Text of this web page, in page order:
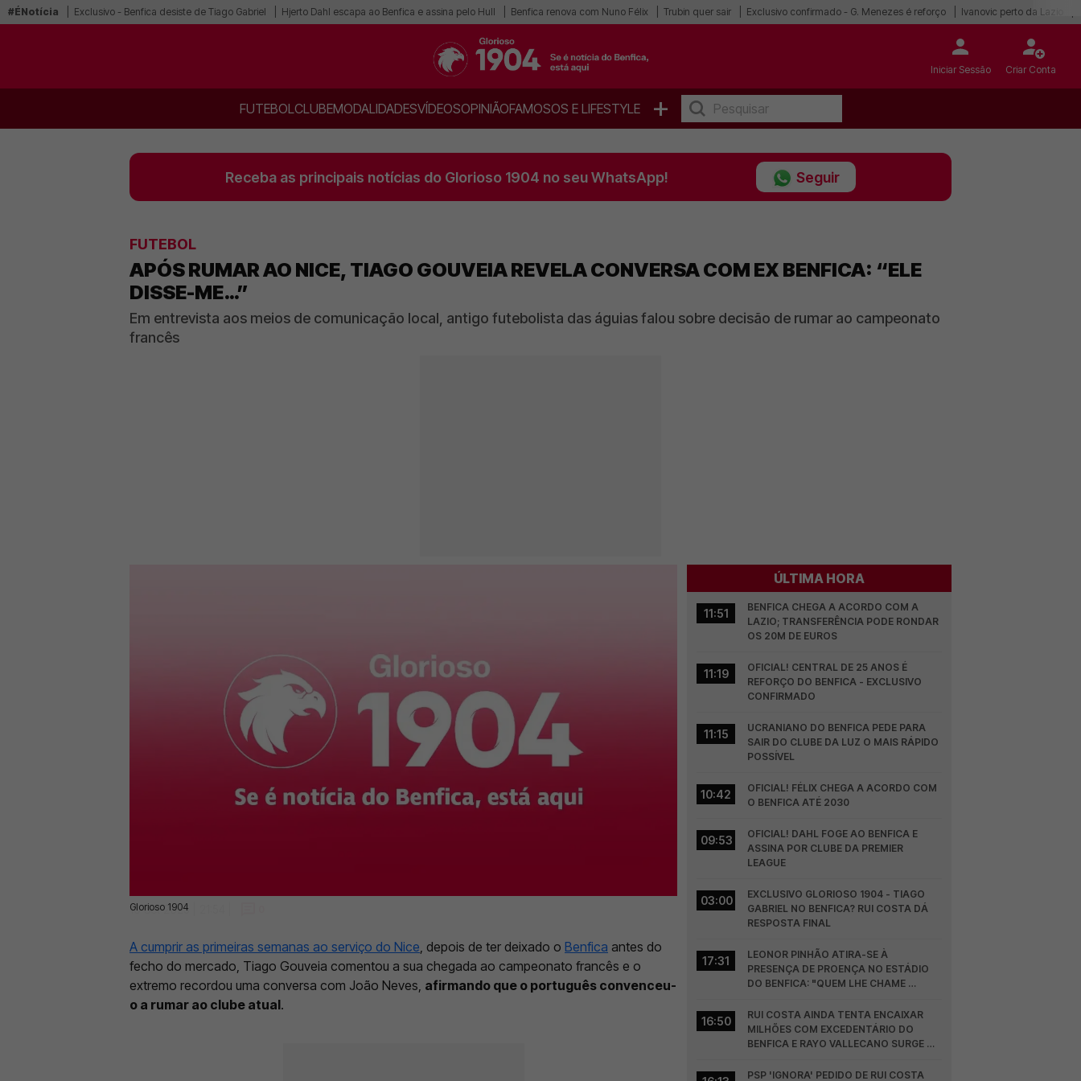
#ÉNotícia Exclusivo - Benfica desiste de Tiago Gabriel Hjerto Dahl escapa ao Benfica e assina pelo Hull Benfica renova com Nuno Félix Trubin quer sair Exclusivo confirmado - G. Menezes é reforço Ivanovic perto da Lazio
Iniciar Sessão Criar Conta
FUTEBOLCLUBEMODALIDADESVÍDEOSOPINIÃOFAMOSOS E LIFESTYLE +
Receba as principais notícias do Glorioso 1904 no seu WhatsApp! Seguir
FUTEBOL
APÓS RUMAR AO NICE, TIAGO GOUVEIA REVELA CONVERSA COM EX BENFICA: “ELE
DISSE-ME…”
Em entrevista aos meios de comunicação local, antigo futebolista das águias falou sobre decisão de rumar ao campeonato
francês
Glorioso 1904
10 Set 2025 | 21:54 |
A cumprir as primeiras semanas ao serviço do Nice , depois de ter deixado o Benfica antes do
fecho do mercado, Tiago Gouveia comentou a sua chegada ao campeonato francês e o
extremo recordou uma conversa com João Neves, afirmando que o português convenceu-
o a rumar ao clube atual.
ÚLTIMA HORA
11:51
BENFICA CHEGA A ACORDO COM A
LAZIO; TRANSFERÊNCIA PODE RONDAR
OS 20M DE EUROS
11:19
OFICIAL! CENTRAL DE 25 ANOS É
REFORÇO DO BENFICA - EXCLUSIVO
CONFIRMADO
11:15
UCRANIANO DO BENFICA PEDE PARA
SAIR DO CLUBE DA LUZ O MAIS RÁPIDO
POSSÍVEL
10:42
OFICIAL! FÉLIX CHEGA A ACORDO COM
O BENFICA ATÉ 2030
09:53
OFICIAL! DAHL FOGE AO BENFICA E
ASSINA POR CLUBE DA PREMIER
LEAGUE
03:00
EXCLUSIVO GLORIOSO 1904 - TIAGO
GABRIEL NO BENFICA? RUI COSTA DÁ
RESPOSTA FINAL
17:31
LEONOR PINHÃO ATIRA-SE À
PRESENÇA DE PROENÇA NO ESTÁDIO
DO BENFICA: "QUEM LHE CHAME
16:50
RUI COSTA AINDA TENTA ENCAIXAR
MILHÕES COM EXCEDENTÁRIO DO
BENFICA E RAYO VALLECANO SURGE NA
PSP 'IGNORA' PEDIDO DE RUI COSTA